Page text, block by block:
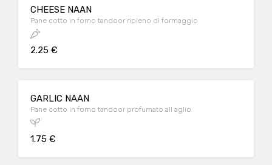
CHEESE NAAN
Pane cotto in forno tandoor ripieno di formaggio
2.25 €
GARLIC NAAN
Pane cotto in forno tandoor profumato all aglio
1.75 €